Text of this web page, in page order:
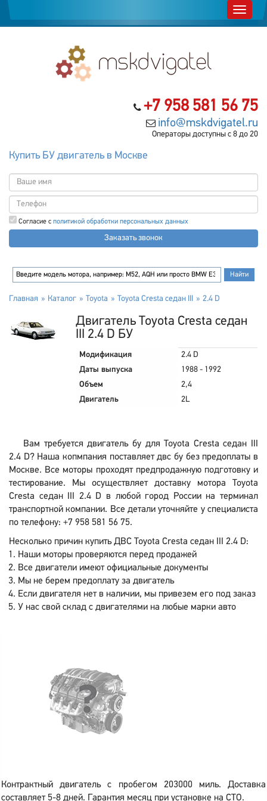
+7 958 581 56 75
info@mskdvigatel.ru
Операторы доступны с 8 до 20
Купить БУ двигатель в Москве
Согласие с политикой обработки персональных данных
Заказать звонок
Главная Каталог Toyota Toyota Cresta седан III 2.4 D
Двигатель Toyota Cresta седан
III 2.4 D БУ
Модификация
2.4 D
Даты выпуска
1988 - 1992
Объем
2,4
Двигатель
2L
Вам требуется двигатель бу для Toyota Cresta седан III
2.4 D? Наша копмпания поставляет двс бу без предоплаты в
Москве. Все моторы проходят предпродажную подготовку и
тестирование. Мы осуществляет доставку мотора Toyota
Cresta седан III 2.4 D в любой город России на терминал
транспортной компании. Все детали уточняйте у специалиста
по телефону: +7 958 581 56 75.
Несколько причин купить ДВС Toyota Cresta седан III 2.4 D:
Наши моторы проверяются перед продажей
Все двигатели имеют официальные документы
Мы не берем предоплату за двигатель
Если двигателя нет в наличии, мы привезем его под заказ
У нас свой склад с двигателями на любые марки авто
Контрактный двигатель с пробегом 203000 миль. Доставка
составляет 5-8 дней. Гарантия месяц при установке на СТО.